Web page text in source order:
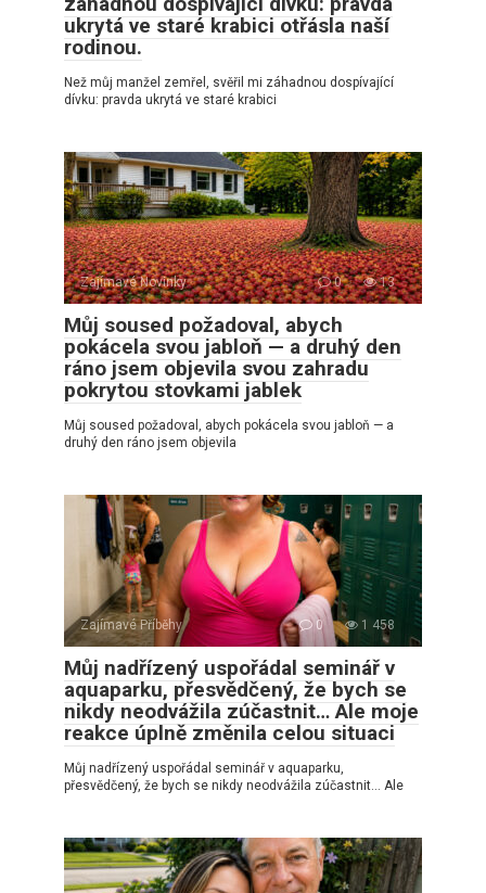
ukrytá ve staré krabici otřásla naší
rodinou.
Než můj manžel zemřel, svěřil mi záhadnou dospívající
dívku: pravda ukrytá ve staré krabici
Zajímavé Novinky 0 13
Můj soused požadoval, abych
pokácela svou jabloň — a druhý den
ráno jsem objevila svou zahradu
pokrytou stovkami jablek
Můj soused požadoval, abych pokácela svou jabloň — a
druhý den ráno jsem objevila
Zajímavé Příběhy 0 1 458
Můj nadřízený uspořádal seminář v
aquaparku, přesvědčený, že bych se
nikdy neodvážila zúčastnit… Ale moje
reakce úplně změnila celou situaci
Můj nadřízený uspořádal seminář v aquaparku,
přesvědčený, že bych se nikdy neodvážila zúčastnit… Ale